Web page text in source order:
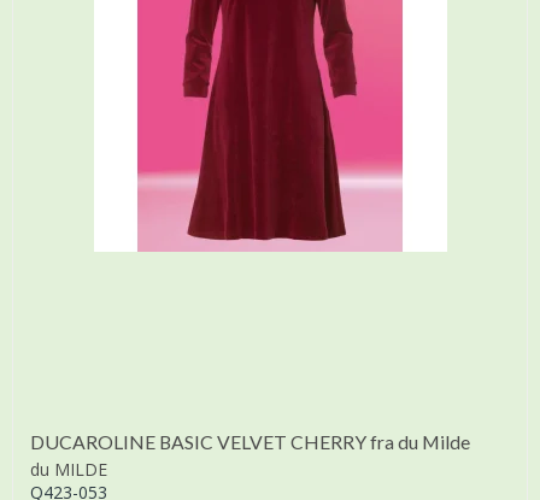
DUCAROLINE BASIC VELVET CHERRY fra du Milde
du MILDE
Q423-053